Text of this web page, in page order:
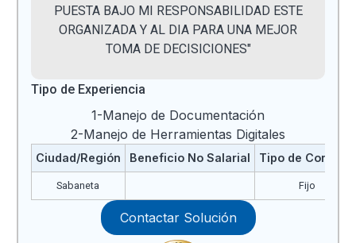
PUESTA BAJO MI RESPONSABILIDAD ESTE
ORGANIZADA Y AL DIA PARA UNA MEJOR
TOMA DE DECISICIONES"
Tipo de Experiencia
1-Manejo de Documentación
2-Manejo de Herramientas Digitales
Ciudad/Región Beneficio No Salarial Tipo de Contrato
Sabaneta Fijo
Contactar Solución